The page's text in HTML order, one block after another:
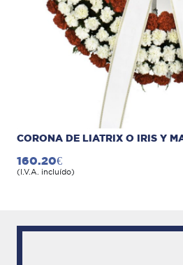
CORONA DE LIATRIX O IRIS Y
160.20€
(I.V.A. incluído)